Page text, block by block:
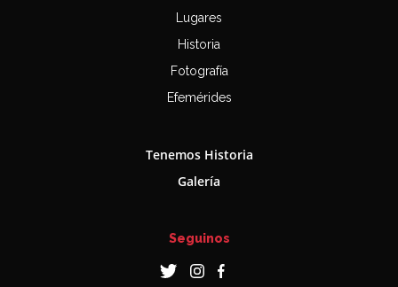
Lugares
Historia
Fotografía
Efemérides
Tenemos Historia
Galería
Seguinos